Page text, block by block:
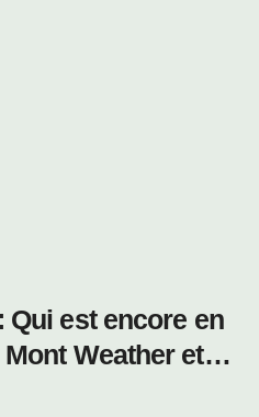
est encore en
Weather et